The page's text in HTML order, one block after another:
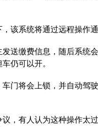
系统将通过远程操作通
缴费信息，随后系统
仍可以开。
将会上锁，并自动驾
有人认为这种操作太